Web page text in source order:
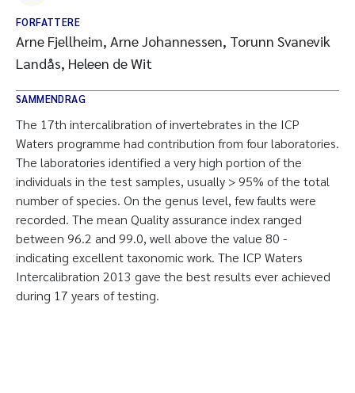
FORFATTERE
Arne Fjellheim, Arne Johannessen, Torunn Svanevik
Landås, Heleen de Wit
SAMMENDRAG
The 17th intercalibration of invertebrates in the ICP
Waters programme had contribution from four laboratories.
The laboratories identified a very high portion of the
individuals in the test samples, usually > 95% of the total
number of species. On the genus level, few faults were
recorded. The mean Quality assurance index ranged
between 96.2 and 99.0, well above the value 80 -
indicating excellent taxonomic work. The ICP Waters
Intercalibration 2013 gave the best results ever achieved
during 17 years of testing.